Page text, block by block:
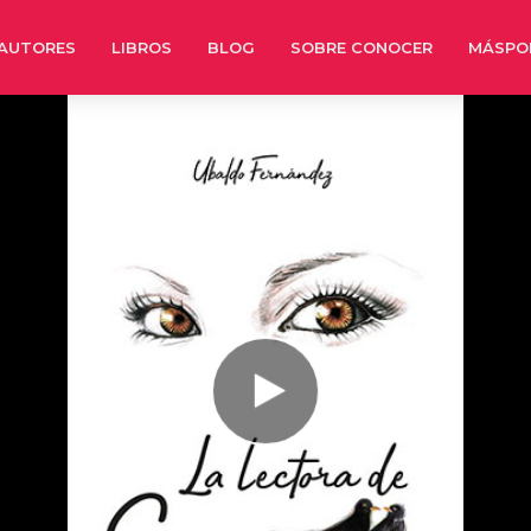
LIBROS BLOG SOBRE CONOCER